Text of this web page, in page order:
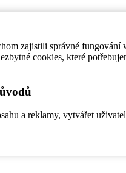
zajistili správné
cookies, které
a reklamy, vytvářet